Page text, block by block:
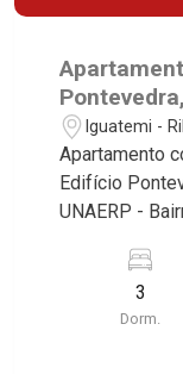
UNAERP -
Iguatemi -
Apartamento
Edifício
UNAERP -
Martinelli
117m² de
sendo 1
3
Dorm.